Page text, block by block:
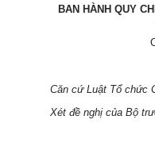
BAN HÀNH QUY
Căn cứ Luật Tổ chức
Xét đề nghị của Bộ